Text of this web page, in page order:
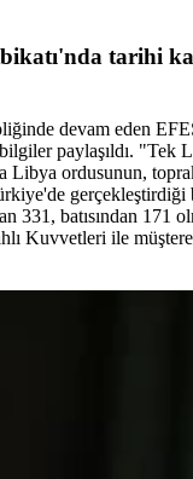
tarihi
devam eden
paylaşıldı. "Tek
Libya ordusunun,
331, batısından 171
Kuvvetleri ile